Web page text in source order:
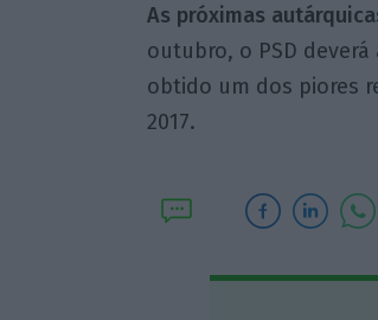
As próximas
outubro, o PSD
obtido um dos piores
2017.